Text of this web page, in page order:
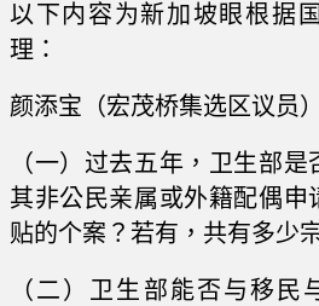
以下内容为新加坡眼根据
理：
颜添宝（宏茂桥集选区议员
（一）过去五年，卫生部
其非公民亲属或外籍配偶申
贴的个案？若有，共有多少
（二）卫生部能否与移民